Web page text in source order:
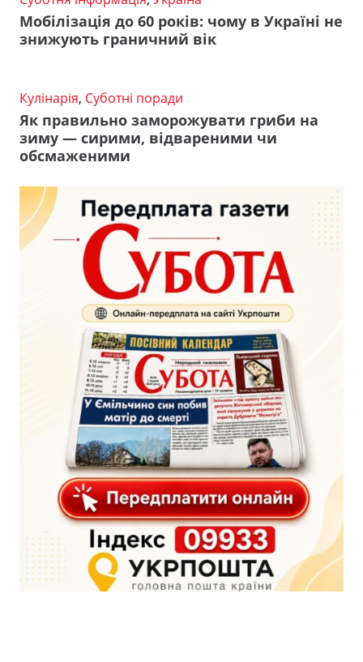
Мобілізація до 60 років: чому в Україні не
знижують граничний вік
Кулінарія, Суботні поради
Як правильно заморожувати гриби на
зиму — сирими, відвареними чи
обсмаженими